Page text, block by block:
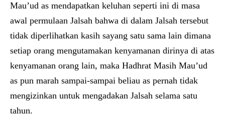
Mau’ud as mendapatkan keluhan seperti ini di masa
awal permulaan Jalsah bahwa di dalam Jalsah tersebut
tidak diperlihatkan kasih sayang satu sama lain dimana
setiap orang mengutamakan kenyamanan dirinya di atas
kenyamanan orang lain, maka Hadhrat Masih Mau’ud
as pun marah sampai-sampai beliau as pernah tidak
mengizinkan untuk mengadakan Jalsah selama satu
tahun.